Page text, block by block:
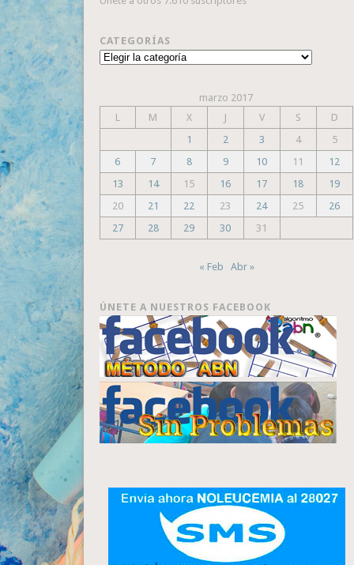
CATEGORÍAS
Categorías
marzo 2017
L
M X J V S
D
1
2 3 4
5
6
7 8 9 10 11
12
13
14 15 16 17 18
19
20
21 22 23 24 25
26
27
28 29 30 31
« Feb Abr »
ÚNETE A NUESTROS FACEBOOK